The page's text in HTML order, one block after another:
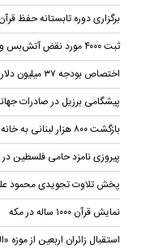
برگزاری دوره تابستانه حفظ
ثبت ۴۰۰۰ مورد نقض آتش‌بس و اوضاع وخیم انسانی در باریکه غزه
اختصاص بودجه ۳۷ میلیون دلاری صهیونیست‌ها برای تصاحب ۷۰ محوطه تاریخی
پیشگامی برزیل در صادرات
بازگشت ۸۰۰ هزار لبنانی به خانه
پیروزی نامزد حامی فلسطین
پخش تلاوت تجویدی محمود علی
نمایش قرآن ۱۰۰۰ ساله در مکه
استقبال زائران اربعین از موزه